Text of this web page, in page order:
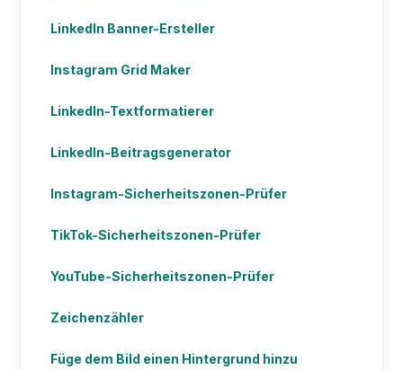
LinkedIn Banner-Ersteller
Instagram Grid Maker
LinkedIn-Textformatierer
LinkedIn-Beitragsgenerator
Instagram-Sicherheitszonen-Prüfer
TikTok-Sicherheitszonen-Prüfer
YouTube-Sicherheitszonen-Prüfer
Zeichenzähler
Füge dem Bild einen Hintergrund hinzu